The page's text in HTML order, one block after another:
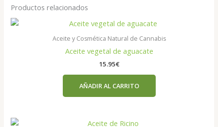
Productos relacionados
Aceite y Cosmética Natural de Cannabis
Aceite vegetal de aguacate
15.95€
AÑADIR AL CARRITO